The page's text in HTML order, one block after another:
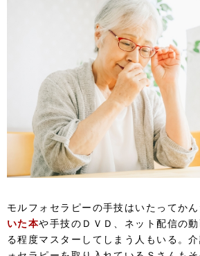
モルフォセラピーの手技はいたってかん
いた本や手技のＤＶＤ、ネット配信の
る程度マスターしてしまう人もいる。